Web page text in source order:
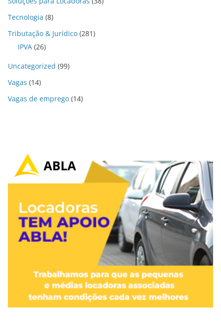
Tecnologia (8)
Tributação & Jurídico (281)
IPVA (26)
Uncategorized (99)
Vagas (14)
Vagas de emprego (14)